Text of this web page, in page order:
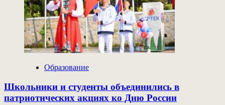
Образование
Школьники и студенты объединились в
патриотических акциях ко Дню России